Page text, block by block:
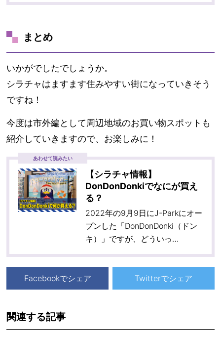
まとめ
いかがでしたでしょうか。
シラチャはますます住みやすい街になっていきそう
ですね！
今度は市外編として周辺地域のお買い物スポットも
紹介していきますので、お楽しみに！
あわせて読みたい
【シラチャ情報】
DonDonDonkiでなにが買え
る？
2022年の9月9日にJ-Parkにオー
プンした「DonDonDonki（ドン
キ）」ですが、どういっ…
Facebookでシェア Twitterでシェア
関連する記事